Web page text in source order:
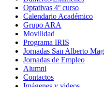
Optativas 4º curso
Calendario Académico
Grupo ARA
Movilidad
Programa IRIS
Jornadas San Alberto
Jornadas de Empleo
Alumni
Contactos